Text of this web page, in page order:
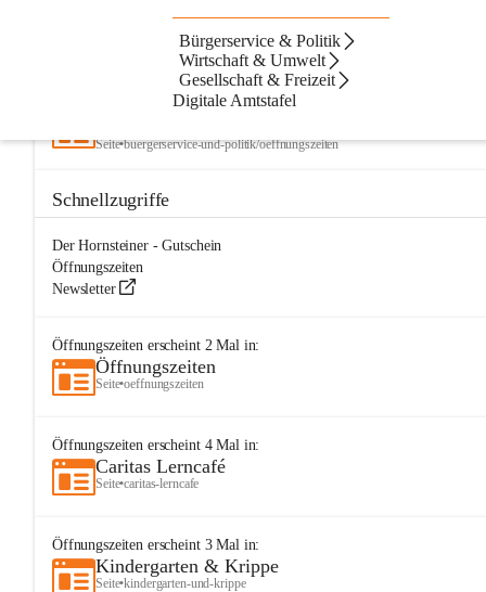
Bürgerservice & Politik
Wirtschaft & Umwelt
Gesellschaft & Freizeit
Digitale Amtstafel
Artikel Fußzeile
Seite•buergerservice-und-politik/oeffnungszeiten
Schnellzugriffe
Der Hornsteiner - Gutschein
Öffnungszeiten
Newsletter
Öffnungszeiten erscheint 2Mal in:
Öffnungszeiten
Seite•oeffnungszeiten
Öffnungszeiten erscheint 4Mal in:
Caritas Lerncafé
Seite•caritas-lerncafe
Öffnungszeiten erscheint 3Mal in:
Kindergarten & Krippe
Seite•kindergarten-und-krippe